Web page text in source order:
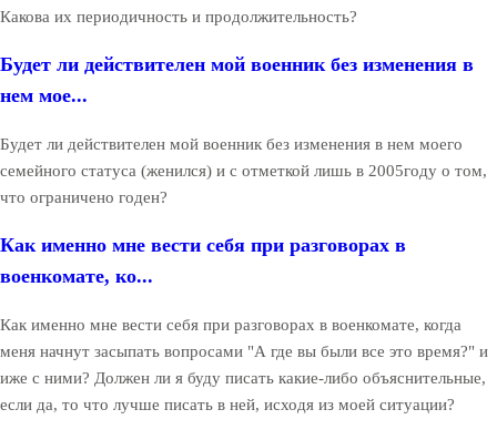
Какова их периодичность и продолжительность?
Будет ли действителен мой военник без изменения в
нем мое...
Будет ли действителен мой военник без изменения в нем моего
семейного статуса (женился) и с отметкой лишь в 2005году о том,
что ограничено годен?
Как именно мне вести себя при разговорах в
военкомате, ко...
Как именно мне вести себя при разговорах в военкомате, когда
меня начнут засыпать вопросами "А где вы были все это время?" и
иже с ними? Должен ли я буду писать какие-либо объяснительные,
если да, то что лучше писать в ней, исходя из моей ситуации?